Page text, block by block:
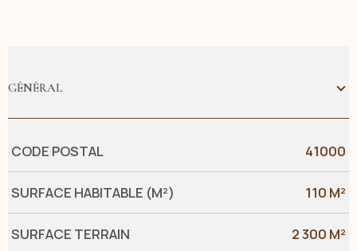
GÉNÉRAL
Caractérisque Valeurs
CODE POSTAL 41000
SURFACE HABITABLE (M²) 110 M²
SURFACE TERRAIN 2 300 M²